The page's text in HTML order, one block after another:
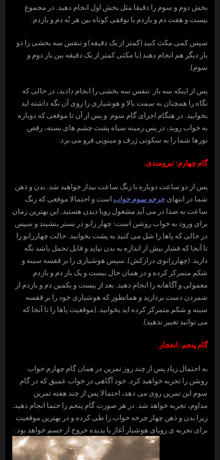
بخش دوم و سوم را دقیقا مثل بخش اول انجام دهید. در مجموع
بیست و هفت دم و بازدم با توقفی کوتاه بین هر نُه دم و بازدم.
سپس کمی مکث کنید (کمتر از یک دقیقه) و تنفس سه بخشی را دو
بار دیگر هم انجام دهید (با مکثی کمتر از یک دقیقه بین بار دوم و
سوم).
پس از اینکه سه بار تنفس سه بخشی را انجام دادید، در حالی که
نگاه را همچنان به سمت بالا و هوشیاری را روی آن نگه داشته اید
بخوابید. در هنگام اجرای گام سوم و پس از آن تا موقعی که دوباره
به خواب روید، در پس زمینه سیاه پشت چشم های بسته، رقص
نورها شما را به سکوتی ژرف و مینویی فرو می برد.
گام چهارم: نیرومندی.
پس از دو ساعت دوباره با زنگ ساعت بیدار خواهید شد. بدن و ذهن
شما در انتهای چرخه سوم خواب است و احتمالا موقعی که زنگ
ساعت به صدا در می آید مشغول رویا دیدن هستید. این بهترین زمان
برای ورود به خواب روشن است: چهار زانو در بستر بنشیند و سپس
در حالی که پاها را شل می کنید به پشت بخوابید. حالت چهارزانو را
تا آنجا که فشار بیش از اندازه به بدن نیاید و قابل تحمل باشد نگه
دارید. (چهارزانوی درازکش). سپس هوشیاری را بر قفسه سینه و
شکم متمرکز کرده و در همان حال بیست و یک بار دم و بازدم
معمولی و آگاهانه را انجام دهید. بعد از بیست و یکمین دم و بازدم از
شمردن دست بردارید و همانطور که هوشیاری خود را بر قفسه
سینه و شکم متمرکز کرده اید بخوابید. (موقعیت پاها را تا آنجا که
می توانید تغییر ندهید).
گام پنجم: انفجار.
به احتمال زیاد پس از چند روز تمرین در همان گام چهارم خواب
روشن را تجربه خواهید کرد. خود آگاهی در خواب عمیق که در گام
سوم این تمرین روی می دهد، احتمالا پس از چند هفته تمرین
مداوم، تجربه خواهد شد. در هر صورت گام پنجم را حتما انجام دهید.
زیرا بدن و ذهن چهار چرخه خواب را طی کرده و در بهترین موقعیت
برای تجربه ی رویای هوشیار آغاز یا پدیده خروج از جسم خواهد بود.